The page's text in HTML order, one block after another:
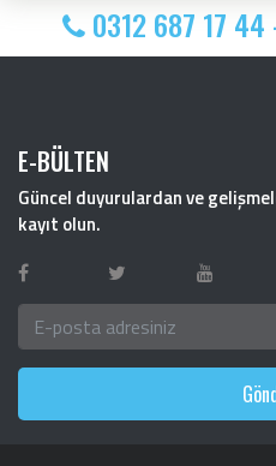
0312 687 17
E-BÜLTEN
Güncel duyurulardan ve
kayıt olun.